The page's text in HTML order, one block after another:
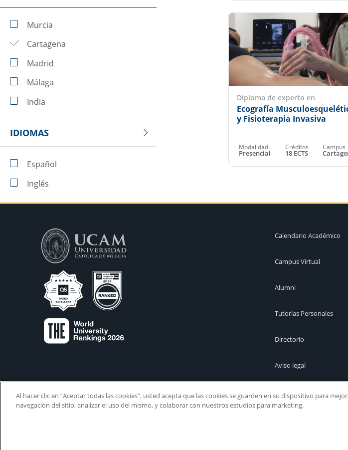
Murcia
Cartagena
Madrid
Málaga
India
IDIOMAS
Español
Inglés
Diploma de experto en
Ecografía
y Fisioterapia Invasiva
Modalidad
Presencial
Créditos
18 ECTS
Campus
Calendario Académico
Campus Virtual
Alumni
Tutorías Personales
Directorio
Aviso legal
Al hacer clic en “Aceptar todas las cookies”, usted acepta que las cookies se guarden en su dispositivo para
navegación del sitio, analizar el uso del mismo, y colaborar con nuestros estudios para marketing.